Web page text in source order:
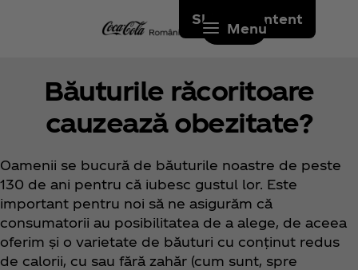
Skip to content
Menu
Băuturile răcoritoare
cauzează obezitate?
Oamenii se bucură de băuturile noastre de peste
130 de ani pentru că iubesc gustul lor. Este
important pentru noi să ne asigurăm că
consumatorii au posibilitatea de a alege, de aceea
oferim și o varietate de băuturi cu conținut redus
de calorii, cu sau fără zahăr (cum sunt, spre